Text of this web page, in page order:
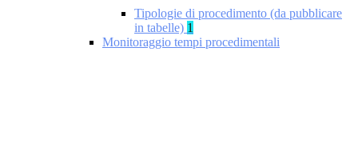
Tipologie di procedimento (da pubblicare
in tabelle) 1
Monitoraggio tempi procedimentali